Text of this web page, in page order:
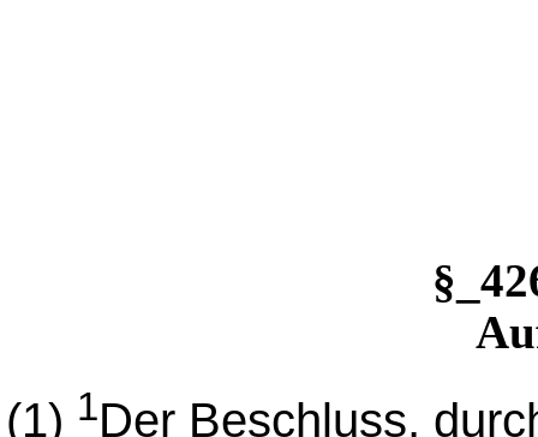
(1) 1Der Beschluss,